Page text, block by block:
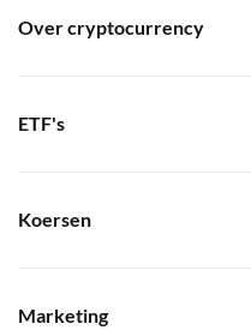
Over cryptocurrency
ETF's
Koersen
Marketing